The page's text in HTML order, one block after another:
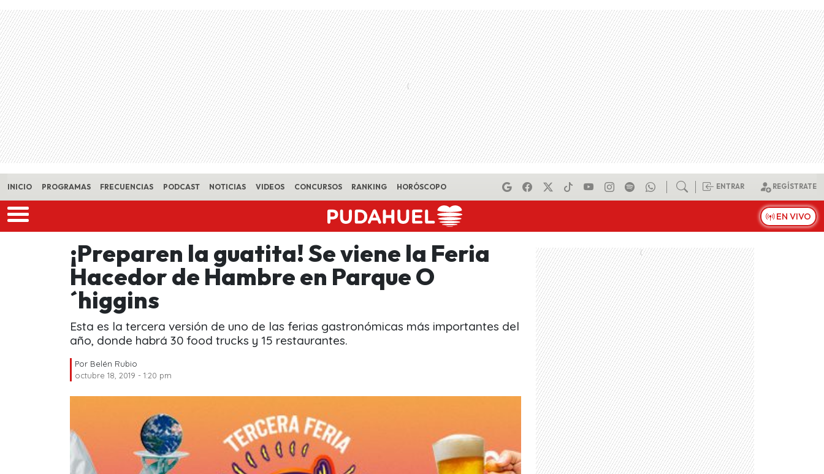
Skip to main content
INICIO PROGRAMAS FRECUENCIAS PODCAST NOTICIAS VIDEOS CONCURSOS RANKING HORÓSCOPO ENTRAR REGÍSTRATE
EN VIVO
¡Preparen la guatita! Se viene la Feria
Hacedor de Hambre en Parque O
´higgins
Esta es la tercera versión de uno de las ferias gastronómicas más importantes del
año, donde habrá 30 food trucks y 15 restaurantes.
Por Belén Rubio
octubre 18, 2019 - 1:20 pm